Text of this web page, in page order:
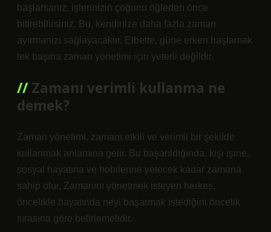
başlarsanız, işlerinizin çoğunu öğleden önce
bitirebilirsiniz. Bu, kendinize daha fazla zaman
ayırmanızı sağlayacaktır. Elbette, güne erken başlamak
tek başına zaman yönetimi için yeterli değildir.
Zamanı verimli kullanma ne
demek?
Zaman yönetimi, zamanı etkili ve verimli bir şekilde
kullanmak anlamına gelir. Bu başarıldığında, kişi işine,
sosyal hayatına ve hobilerine yetecek kadar zamana
sahip olur. Zamanını yönetmek isteyen herkes,
öncelikle hayatında neyi başarmak istediğini öncelik
sırasına göre belirlemelidir.